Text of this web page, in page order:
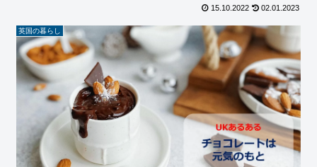
15.10.2022 02.01.2023
英国の暮らし